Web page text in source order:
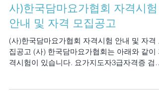
사)한국담마요가협회 자격시험
안내 및 자격 모집공고
(사)한국담마요가협회 자격시험 안내 및 자격
집공고 (사) 한국담마요가협회는 아래와 같이
격시험이 있습니다. 요가지도자3급자격증 검정